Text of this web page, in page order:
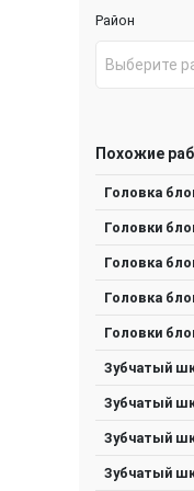
Район
Выберите
Похожие
Головка
Головки
Головка
Головка
Головки
Зубчатый
Зубчатый
Зубчатый
Зубчатый